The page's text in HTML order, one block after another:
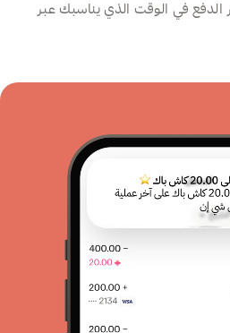
الدفع في الوقت الذي يناسبك عبر